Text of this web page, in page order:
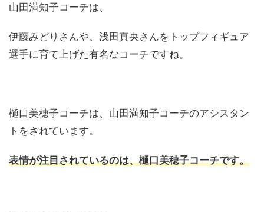
山田満知子コーチは、
伊藤みどりさんや、浅田真央さんをトップフィギュア
選手に育て上げた有名なコーチですね。
樋口美穂子コーチは、山田満知子コーチのアシスタン
トをされています。
表情が注目されているのは、樋口美穂子コーチです。